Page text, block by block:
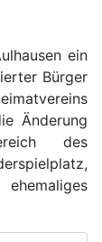
ein
Bürger
Änderung
des